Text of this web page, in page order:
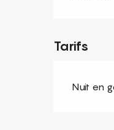
Tarifs
Nuit en